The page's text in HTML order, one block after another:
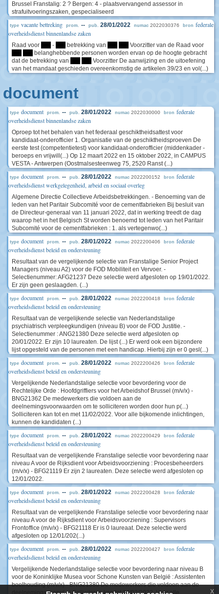
Brussel Franstalig: 2 ? Bergen: 4 - plaatsvervangend assessor in
strafuitvoeringszaken, gespecialiseerd
type vacante bettreking prom. -- pub. 28/01/2022 numac 2022030376 bron federale
overheidsdienst binnenlandse zaken
Raad voor - betrekking van
Voorzitter van de Raad voor
belanghebbende personen worden ervan op de hoogte gebracht
dat de betrekking van
Voorzitter De aanwijzing en de uitoefening
van het mandaat geschieden overeenkomstig de artikelen 39/23 en vol(...)
document
type document prom. -- pub. 28/01/2022 numac 2022030000 bron federale
overheidsdienst binnenlandse zaken
Oproep tot het behalen van het federaal geschiktheidsattest voor
kandidaat-onderofficier 1. Organisatie van de geschiktheidsproeven De
eerste test (competentietest) voor kandidaat-onderofficier (middenkader -
beroeps en vrijwill(...) Op 12 maart 2022 en 15 oktober 2022, in CAMPUS
VESTA - Antwerpen (Oostmalsesteenweg 75, 2520 Ranst (...)
type document prom. -- pub. 28/01/2022 numac 2022200152 bron federale
overheidsdienst werkgelegenheid, arbeid en sociaal overleg
Algemene Directie Collectieve Arbeidsbetrekkingen. - Benoeming van de
leden van het Paritair Subcomité voor de cementfabrieken Bij besluit van
de Directeur-generaal van 11 januari 2022, dat in werking treedt de dag
waarop het in het Belgisch St worden benoemd tot leden van het Paritair
Subcomité voor de cementfabrieken : 1. als vertegenwo(...)
type document prom. -- pub. 28/01/2022 numac 2022200406 bron federale
overheidsdienst beleid en ondersteuning
Resultaat van de vergelijkende selectie van Franstalige Senior Project
Managers (niveau A2) voor de FOD Mobiliteit en Vervoer. -
Selectienummer: AFG21237 Deze selectie werd afgesloten op 19/01/2022.
Er zijn geen geslaagden. (...)
type document prom. -- pub. 28/01/2022 numac 2022200418 bron federale
overheidsdienst beleid en ondersteuning
Resultaat van de vergelijkende selectie van Nederlandstalige
psychiatrisch verpleegkundigen (niveau B) voor de FOD Justitie. -
Selectienummer : ANG21380 Deze selectie werd afgesloten op
20/01/2022. Er zijn 10 laureaten. De lijst (...) Er werd ook een bijzondere
lijst opgesteld van de personen met een handicap. Hierbij zijn er 0 gesl(...)
type document prom. -- pub. 28/01/2022 numac 2022200426 bron federale
overheidsdienst beleid en ondersteuning
Vergelijkende Nederlandstalige selectie voor bevordering voor de
Rechtelijke Orde : Hoofdgriffiers voor het Arbeidshof Brussel (m/v/x) -
BNG21362 De medewerkers die voldoen aan de
deelnemingsvoorwaarden om te solliciteren worden door hun p(...)
Solliciteren kan tot en met 11/02/2022. Voor alle bijkomende inlichtingen,
kunnen de kandidaten (...)
type document prom. -- pub. 28/01/2022 numac 2022200429 bron federale
overheidsdienst beleid en ondersteuning
Resultaat van de vergelijkende Franstalige selectie voor bevordering naar
niveau A voor de Rijksdient voor Arbeidsvoorziening : Procesbeheerders
(m/v/x) - BFG21119 Er zijn 2 laureaten. Deze selectie werd afgesloten op
12/01/2022.
type document prom. -- pub. 28/01/2022 numac 2022200428 bron federale
overheidsdienst beleid en ondersteuning
Resultaat van de vergelijkende Franstalige selectie voor bevordering naar
niveau A voor de Rijksdient voor Arbeidsvoorziening : Supervisors
Frontoffice (m/v/x) - BFG21118 Er is 0 laureaat. Deze selectie werd
afgesloten op 12/01/202(...)
type document prom. -- pub. 28/01/2022 numac 2022200427 bron federale
overheidsdienst beleid en ondersteuning
Vergelijkende Nederlandstalige selectie voor bevordering naar niveau B
voor de Koninklijke Musea voor Schone Kunsten van België : Assistenten
boelhouding (m/v/x) - BNG21380 De medewerkers die voldoen aan de
deelnemingsvoorw(...) Solliciteren kan tot 14/02/2022. Voor alle
x